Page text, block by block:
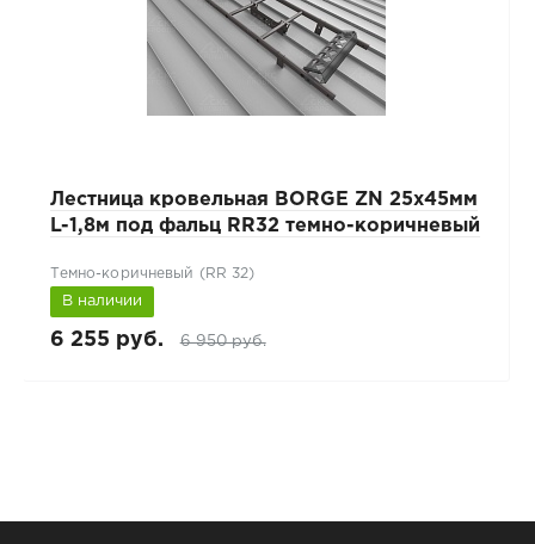
Лестница кровельная BORGE ZN 25х45мм
L-1,8м под фальц RR32 темно-коричневый
Темно-коричневый (RR 32)
В наличии
6 255 руб. 6 950 руб.